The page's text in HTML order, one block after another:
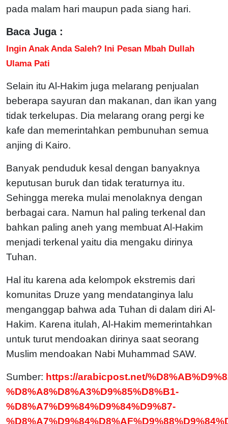
pada malam hari maupun pada siang hari.
Baca Juga :
Ingin Anak Anda Saleh? Ini Pesan Mbah Dullah
Ulama Pati
Selain itu Al-Hakim juga melarang penjualan
beberapa sayuran dan makanan, dan ikan yang
tidak terkelupas. Dia melarang orang pergi ke
kafe dan memerintahkan pembunuhan semua
anjing di Kairo.
Banyak penduduk kesal dengan banyaknya
keputusan buruk dan tidak teraturnya itu.
Sehingga mereka mulai menolaknya dengan
berbagai cara. Namun hal paling terkenal dan
bahkan paling aneh yang membuat Al-Hakim
menjadi terkenal yaitu dia mengaku dirinya
Tuhan.
Hal itu karena ada kelompok ekstremis dari
komunitas Druze yang mendatanginya lalu
menganggap bahwa ada Tuhan di dalam diri Al-
Hakim. Karena itulah, Al-Hakim memerintahkan
untuk turut mendoakan dirinya saat seorang
Muslim mendoakan Nabi Muhammad SAW.
Sumber: https://arabicpost.net/
%D8%A8%D8%A3%D9%85%D8%B1-
%D8%A7%D9%84%D9%84%D9%87-